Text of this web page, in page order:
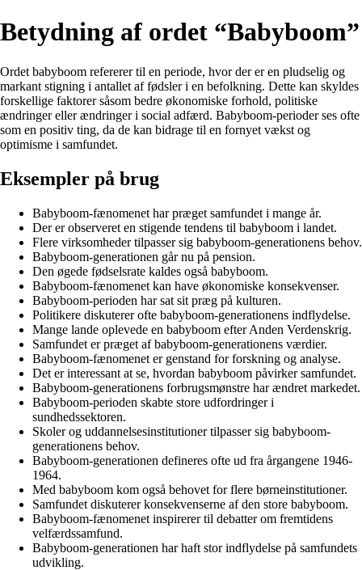
Betydning af ordet “Babyboom”
Ordet babyboom refererer til en periode, hvor der er en pludselig og
markant stigning i antallet af fødsler i en befolkning. Dette kan skyldes
forskellige faktorer såsom bedre økonomiske forhold, politiske
ændringer eller ændringer i social adfærd. Babyboom-perioder ses ofte
som en positiv ting, da de kan bidrage til en fornyet vækst og
optimisme i samfundet.
Eksempler på brug
Babyboom-fænomenet har præget samfundet i mange år.
Der er observeret en stigende tendens til babyboom i landet.
Flere virksomheder tilpasser sig babyboom-generationens behov.
Babyboom-generationen går nu på pension.
Den øgede fødselsrate kaldes også babyboom.
Babyboom-fænomenet kan have økonomiske konsekvenser.
Babyboom-perioden har sat sit præg på kulturen.
Politikere diskuterer ofte babyboom-generationens indflydelse.
Mange lande oplevede en babyboom efter Anden Verdenskrig.
Samfundet er præget af babyboom-generationens værdier.
Babyboom-fænomenet er genstand for forskning og analyse.
Det er interessant at se, hvordan babyboom påvirker samfundet.
Babyboom-generationens forbrugsmønstre har ændret markedet.
Babyboom-perioden skabte store udfordringer i
sundhedssektoren.
Skoler og uddannelsesinstitutioner tilpasser sig babyboom-
generationens behov.
Babyboom-generationen defineres ofte ud fra årgangene 1946-
1964.
Med babyboom kom også behovet for flere børneinstitutioner.
Samfundet diskuterer konsekvenserne af den store babyboom.
Babyboom-fænomenet inspirerer til debatter om fremtidens
velfærdssamfund.
Babyboom-generationen har haft stor indflydelse på samfundets
udvikling.